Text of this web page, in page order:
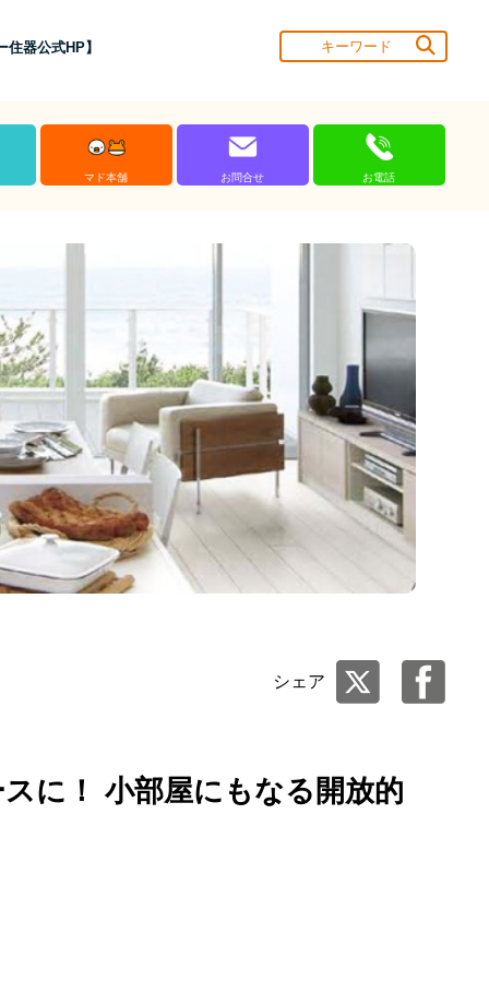
器公式HP】
マド本舗 お問合せ お電話
シェア
に！ 小部屋にもなる開放的